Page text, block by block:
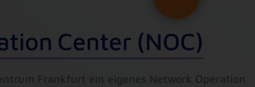
tion Center (NOC)
Frankfurt ein eigenes Network Operation